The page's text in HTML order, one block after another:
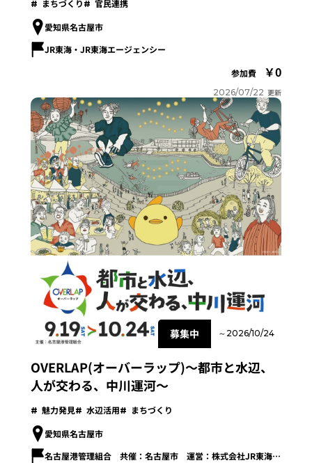
まちづくり 官民連携
愛知県名古屋市
JR東海・JR東海エージェンシー
参加費
0
2026/07/22 更新
募集中 ～2026/10/24
OVERLAP(オーバーラップ)～都市と水辺、
人が交わる、中川運河～
魅力発見 水辺活用 まちづくり
愛知県名古屋市
名古屋港管理組合 共催：名古屋市 運営：株式会社JR東海エージェンシー